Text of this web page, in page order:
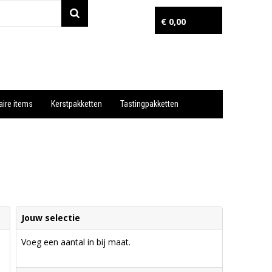
€ 0,00
items Kerstpakketten Tastingpakketten
Jouw selectie
Voeg een aantal in bij maat.